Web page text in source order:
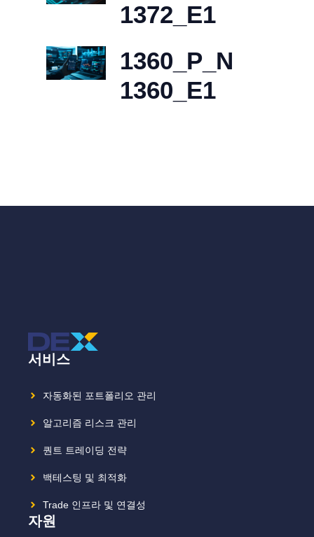
1372_E1
1360_P_N
1360_E1
서비스
자동화된 포트폴리오 관리
알고리즘 리스크 관리
퀀트 트레이딩 전략
백테스팅 및 최적화
Trade 인프라 및 연결성
자원